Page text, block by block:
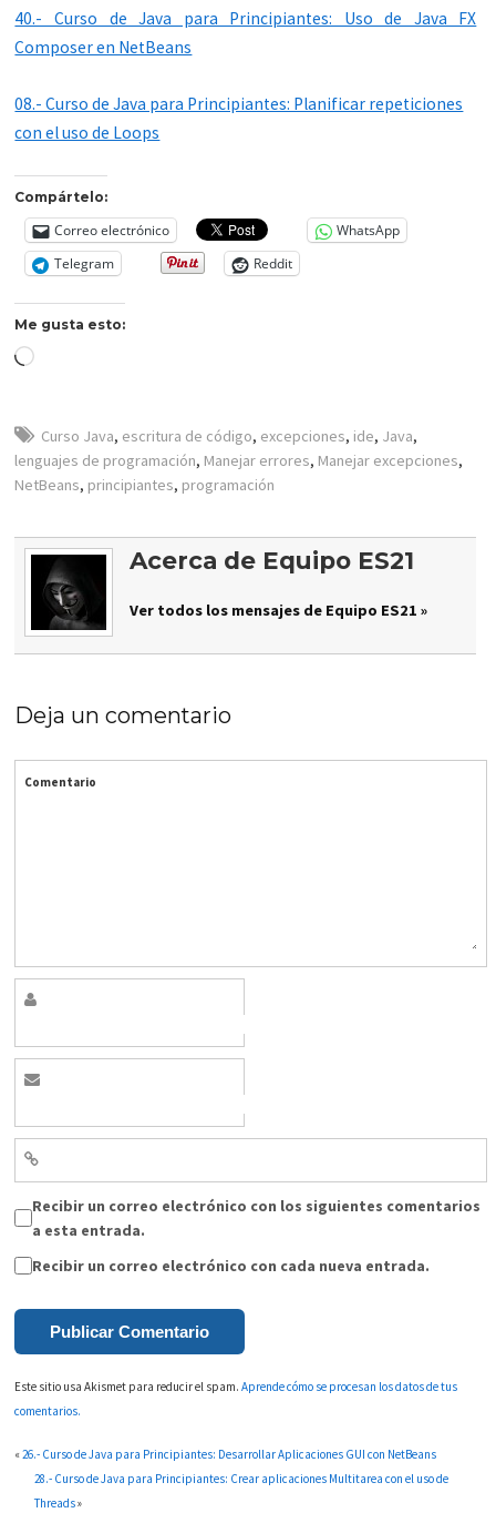
40.- Curso de Java para Principiantes: Uso de Java FX
Composer en NetBeans
08.- Curso de Java para Principiantes: Planificar repeticiones
con el uso de Loops
Compártelo:
Correo electrónico
WhatsApp
Telegram
Reddit
Me gusta esto:
Cargando...
Curso Java, escritura de código, excepciones, ide, Java,
lenguajes de programación, Manejar errores, Manejar excepciones,
NetBeans, principiantes, programación
Acerca de Equipo ES21
Ver todos los mensajes de Equipo ES21 »
Deja un comentario
Comentario
Recibir un correo electrónico con los siguientes comentarios
a esta entrada.
Recibir un correo electrónico con cada nueva entrada.
Este sitio usa Akismet para reducir el spam.Aprende cómo se procesan los datos de tus
comentarios.
«26.- Curso de Java para Principiantes: Desarrollar Aplicaciones GUI con NetBeans
28.- Curso de Java para Principiantes: Crear aplicaciones Multitarea con el uso de
Threads»